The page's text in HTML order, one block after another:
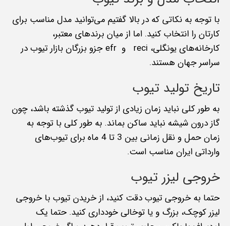
با توجه به نکاتی که در بالا گفتیم می‌توانید مدل مناسب برای
کارتان را انتخاب کنید. اما از میان برندهای معتبر،
کارخانه‌های یونگلی، reci و efr جزو بزرگان بازار تیوب در
سراسر جهان هستند.
تاریخ تولید تیوب
به طور کلی نباید زمان زیادی از تولید تیوب گذشته باشد، چون
گاز درون شیشه نباید ساکن بماند. به طور کلی با توجه به
زمان حمل و نقل زمانی بین 3 تا 4 ماه برای تیوب‌های
وارداتی ایران مناسب است.
خروجی لیزر تیوب
حتما به خروجی تیوب دقت کنید، از خریدن تیوب با خروجی
لیزر کوچک، بزرگ و یا توخالی خودداری کنید. حتما یک